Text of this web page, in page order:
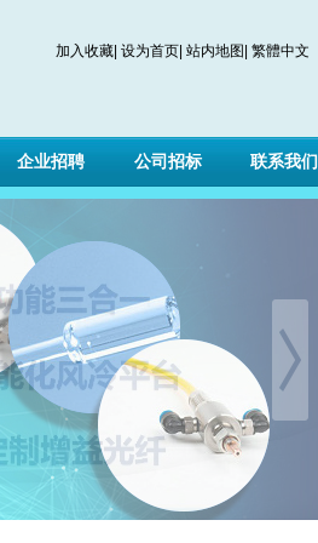
加入收藏 设为首页 站内地图 繁體中文
企业招聘 公司招标 联系我们